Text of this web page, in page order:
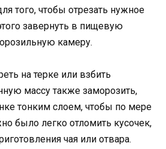
того, чтобы отрезать нужное
завернуть в пищевую
камеру.
на терке или взбить
массу также заморозить,
тонким слоем, чтобы по мере
было легко отломить кусочек,
чая или отвара.